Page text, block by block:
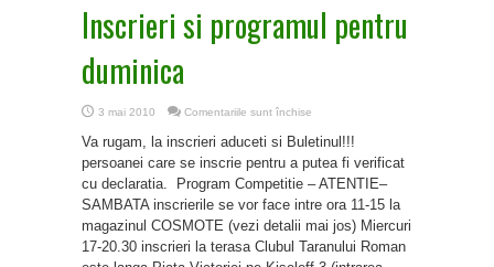
Inscrieri si programul pentru
duminica
3 mai 2010 Comentariile sunt închise
si
programul
pentru
duminica
Va rugam, la inscrieri aduceti si Buletinul!!!
persoanei care se inscrie pentru a putea fi verificat
cu declaratia. Program Competitie – ATENTIE–
SAMBATA inscrierile se vor face intre ora 11-15 la
magazinul COSMOTE (vezi detalii mai jos) Miercuri
17-20.30 inscrieri la terasa Clubul Taranului Roman